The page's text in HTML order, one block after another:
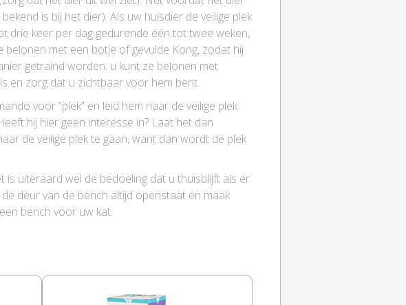
is bij het dier). Als uw huisdier de veilige plek
drie keer per dag gedurende één tot twee weken,
met een botje of gevulde Kong, zodat hij
getraind worden: u kunt ze belonen met
en zorg dat u zichtbaar voor hem bent.
voor “plek” en leid hem naar de veilige plek
hij hier geen interesse in? Laat het dan
de veilige plek te gaan, want dan wordt de plek
is uiteraard wel de bedoeling dat u thuisblijft als er
deur van de bench altijd openstaat en maak
bench voor uw kat.